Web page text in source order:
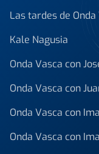
Las tardes de Onda
Kale Nagusia
Onda Vasca con
Onda Vasca con
Onda Vasca con
Onda Vasca con